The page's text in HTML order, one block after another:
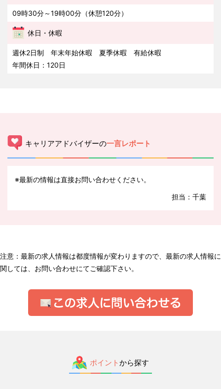
09時30分～19時00分（休憩120分）
休日・休暇
週休2日制 年末年始休暇 夏季休暇 有給休暇
年間休日：120日
キャリアアドバイザーの一言レポート
※最新の情報は直接お問い合わせください。
担当：千葉
注意：最新の求人情報は都度情報が変わりますので、最新の求人情報に
関しては、お問い合わせにてご確認下さい。
ポイントから探す